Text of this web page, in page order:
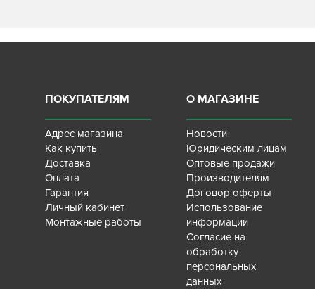
ПОКУПАТЕЛЯМ
Адрес магазина
Как купить
Доставка
Оплата
Гарантия
Личный кабинет
Монтажные работы
О МАГАЗИНЕ
Новости
Юридическим лицам
Оптовые продажи
Производителям
Договор оферты
Использование
информации
Согласие на
обработку
персональных
данных